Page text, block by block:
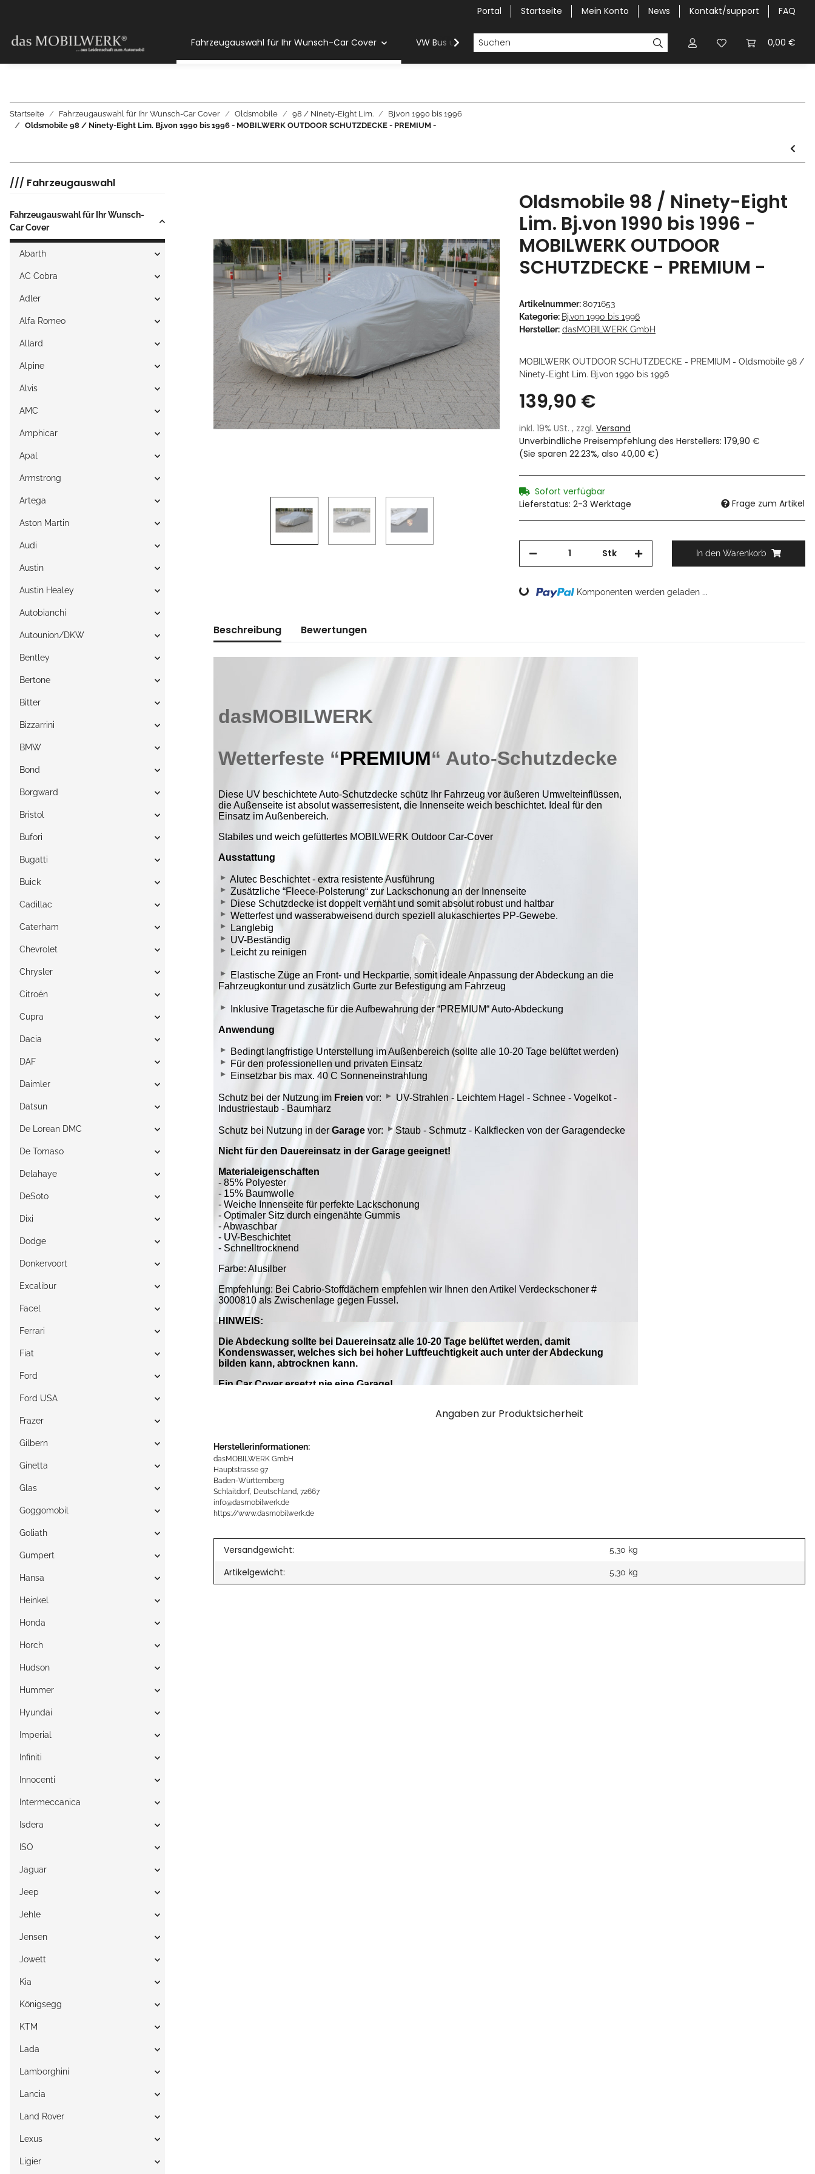
Portal Startseite Mein Konto News Kontakt/support FAQ
0,00 €
Fahrzeugauswahl für Ihr Wunsch-Car Cover VW Bus und Van Car Cover Halbgaragen / Kapuzen nach
Startseite Fahrzeugauswahl für Ihr Wunsch-Car Cover Oldsmobile 98 / Ninety-Eight Lim.
Bj.von 1990 bis 1996
Oldsmobile 98 / Ninety-Eight Lim. Bj.von 1990 bis 1996 - MOBILWERK OUTDOOR SCHUTZDECKE - PREMIUM -
Oldsmobile 98 / Ninety-Eight
Lim. Bj.von 1990 bis 1996 -
MOBILWERK OUTDOOR
SCHUTZDECKE - PREMIUM -
Artikelnummer:8071653
Kategorie: Bj.von 1990 bis 1996
Hersteller: dasMOBILWERK GmbH
MOBILWERK OUTDOOR SCHUTZDECKE - PREMIUM - Oldsmobile 98 /
Ninety-Eight Lim. Bj.von 1990 bis 1996
139,90 €
inkl. 19% USt. , zzgl. Versand
Unverbindliche Preisempfehlung des Herstellers: 179,90 €
(Sie sparen 22.23%, also 40,00 €)
Sofort verfügbar
Lieferstatus: 2-3 Werktage
Frage zum Artikel
Stk In den Warenkorb
Loading... Komponenten werden geladen ...
Beschreibung Bewertungen
Angaben zur Produktsicherheit
Herstellerinformationen:
dasMOBILWERK GmbH
Hauptstrasse 97
Baden-Württemberg
Schlaitdorf, Deutschland, 72667
info@dasmobilwerk.de
https://www.dasmobilwerk.de
Versandgewicht: 5,30 kg
Artikelgewicht: 5,30 kg
/// Fahrzeugauswahl
Fahrzeugauswahl für Ihr Wunsch-
Car Cover
Abarth
AC Cobra
Adler
Alfa Romeo
Allard
Alpine
Alvis
AMC
Amphicar
Apal
Armstrong
Artega
Aston Martin
Audi
Austin
Austin Healey
Autobianchi
Autounion/DKW
Bentley
Bertone
Bitter
Bizzarrini
BMW
Bond
Borgward
Bristol
Bufori
Bugatti
Buick
Cadillac
Caterham
Chevrolet
Chrysler
Citroén
Cupra
Dacia
DAF
Daimler
Datsun
De Lorean DMC
De Tomaso
Delahaye
DeSoto
Dixi
Dodge
Donkervoort
Excalibur
Facel
Ferrari
Fiat
Ford
Ford USA
Frazer
Gilbern
Ginetta
Glas
Goggomobil
Goliath
Gumpert
Hansa
Heinkel
Honda
Horch
Hudson
Hummer
Hyundai
Imperial
Infiniti
Innocenti
Intermeccanica
Isdera
ISO
Jaguar
Jeep
Jehle
Jensen
Jowett
Kia
Königsegg
KTM
Lada
Lamborghini
Lancia
Land Rover
Lexus
Ligier